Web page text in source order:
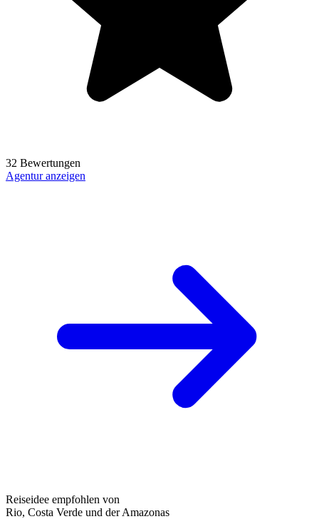
32 Bewertungen
Agentur anzeigen
Reiseidee empfohlen von
Rio, Costa Verde und der Amazonas